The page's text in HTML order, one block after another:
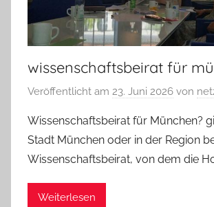
wissenschaftsbeirat für
Veröffentlicht am 23. Juni 2026 von
Wissenschaftsbeirat für München?
Stadt München oder in der Region
Wissenschaftsbeirat, von dem die
Weiterlesen